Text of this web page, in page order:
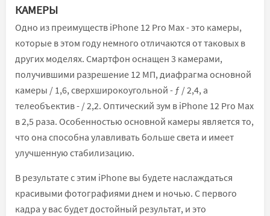
КАМЕРЫ
Одно из преимуществ iPhone 12 Pro Max - это камеры,
которые в этом году немного отличаются от таковых в
других моделях. Смартфон оснащен 3 камерами,
получившими разрешение 12 МП, диафрагма основной
камеры / 1,6, сверхширокоугольной - ƒ / 2,4, а
телеобъектив - / 2,2. Оптический зум в iPhone 12 Pro Max
в 2,5 раза. Особенностью основной камеры является то,
что она способна улавливать больше света и имеет
улучшенную стабилизацию.
В результате с этим iPhone вы будете наслаждаться
красивыми фотографиями днем ​​и ночью. С первого
кадра у вас будет достойный результат, и это